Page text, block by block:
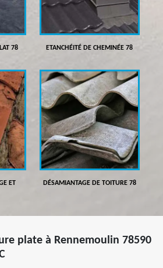
78 ETANCHÉITÉ DE CHEMINÉE 78
ET
DÉSAMIANTAGE DE TOITURE 78
plate à Rennemoulin 78590